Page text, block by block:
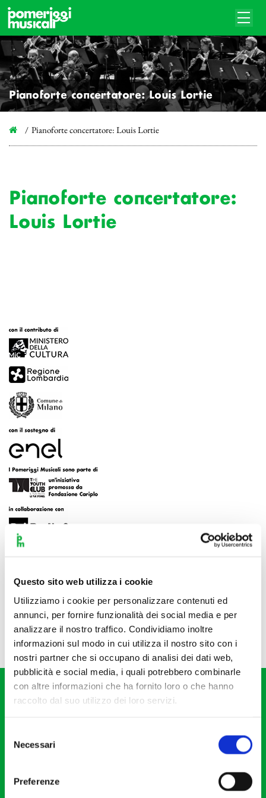
Questo sito web utilizza i cookie
Utilizziamo i cookie per personalizzare contenuti ed
annunci, per fornire funzionalità dei social media e per
analizzare il nostro traffico. Condividiamo inoltre
informazioni sul modo in cui utilizza il nostro sito con i
nostri partner che si occupano di analisi dei dati web,
pubblicità e social media, i quali potrebbero combinarle
con altre informazioni che ha fornito loro o che hanno
raccolto dal suo utilizzo dei loro servizi.
delNecessari
Preferenze
Pianoforte concertatore: Louis Lortie
Pianoforte concertatore: Louis Lortie
Pianoforte concertatore:
Louis Lortie
20121 Milano